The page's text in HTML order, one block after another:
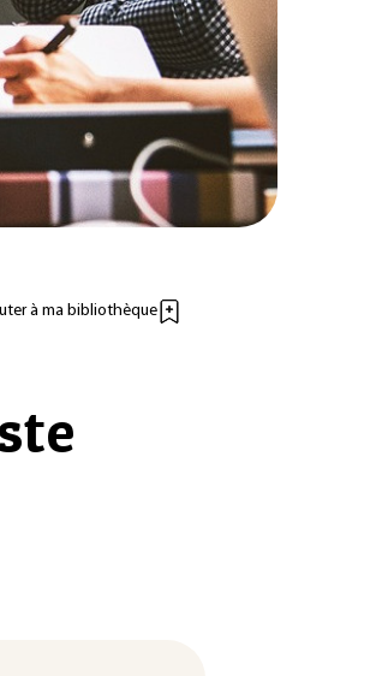
à ma bibliothèque